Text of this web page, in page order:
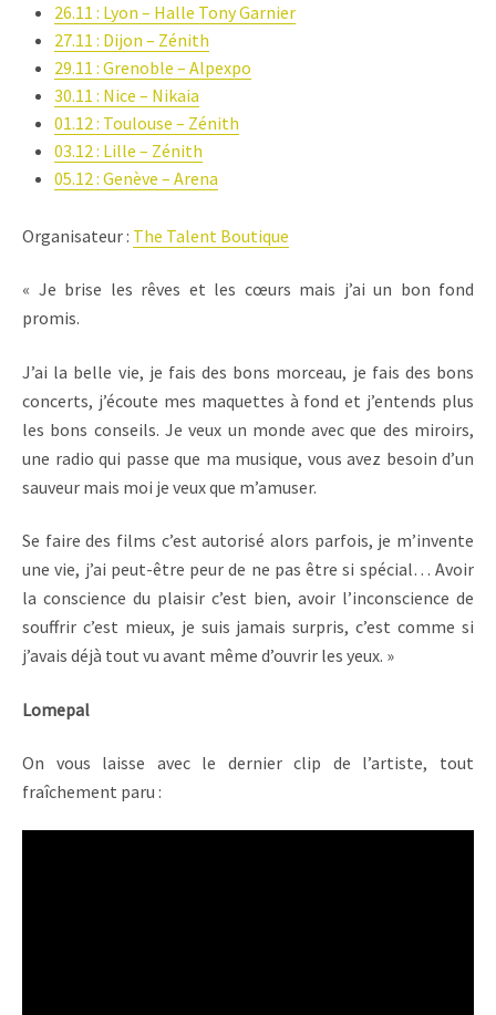
26.11 : Lyon – Halle Tony Garnier
27.11 : Dijon – Zénith
29.11 : Grenoble – Alpexpo
30.11 : Nice – Nikaia
01.12 : Toulouse – Zénith
03.12 : Lille – Zénith
05.12 : Genève – Arena
Organisateur : The Talent Boutique
« Je brise les rêves et les cœurs mais j’ai un bon fond
promis.
J’ai la belle vie, je fais des bons morceau, je fais des bons
concerts, j’écoute mes maquettes à fond et j’entends plus
les bons conseils. Je veux un monde avec que des miroirs,
une radio qui passe que ma musique, vous avez besoin d’un
sauveur mais moi je veux que m’amuser.
Se faire des films c’est autorisé alors parfois, je m’invente
une vie, j’ai peut-être peur de ne pas être si spécial… Avoir
la conscience du plaisir c’est bien, avoir l’inconscience de
souffrir c’est mieux, je suis jamais surpris, c’est comme si
j’avais déjà tout vu avant même d’ouvrir les yeux. »
Lomepal
On vous laisse avec le dernier clip de l’artiste, tout
fraîchement paru :